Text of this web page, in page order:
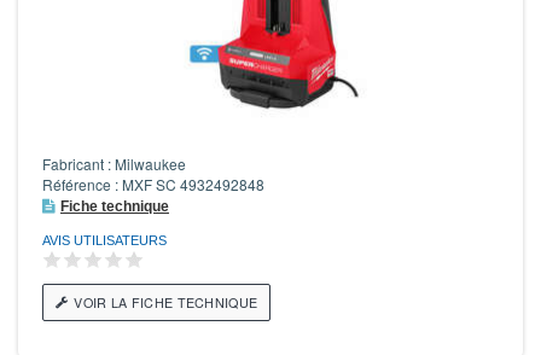
Fabricant : Milwaukee
Référence : MXF SC 4932492848
Fiche technique
AVIS UTILISATEURS
VOIR LA FICHE TECHNIQUE